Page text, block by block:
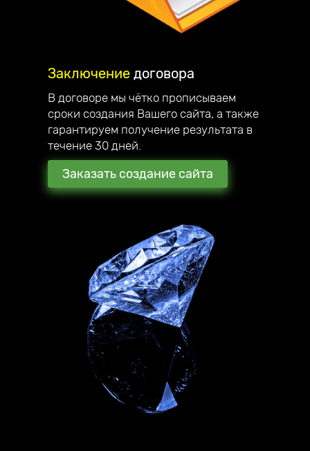
Заключение договора
В договоре мы чётко прописываем
сроки создания Вашего сайта, а также
гарантируем получение результата в
течение 30 дней.
Заказать создание сайта